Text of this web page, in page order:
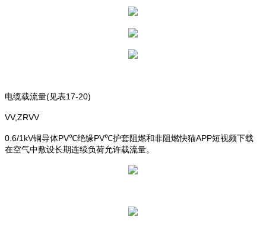
电缆载流量(见表17-20)
VV,ZRVV
0.6/1kV铜导体PV℃绝缘PV℃护套阻燃和非阻燃快猫APP短视频下载
在空气中敷设长期连续负荷允许载流量。